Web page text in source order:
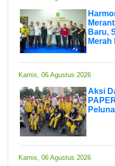
Baru,
Merah
Kamis, 06 Agustus 2026
Aksi
Kamis, 06 Agustus 2026